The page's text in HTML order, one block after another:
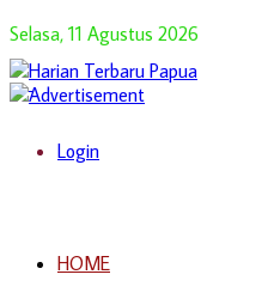
Selasa, 11 Agustus 2026
Login
HOME